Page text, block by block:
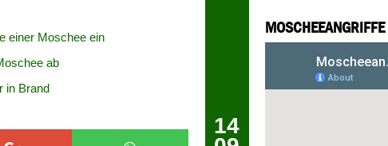
14
einer Moschee ein
ab
in Brand
MOSCHEEANGRIFFE